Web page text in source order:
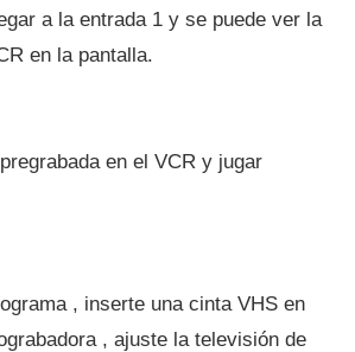
a la entrada 1 y se puede ver la
en la pantalla.
en el VCR y jugar
, inserte una cinta VHS en
, ajuste la televisión de